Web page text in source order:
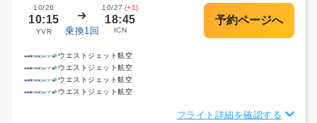
10/26
10:15
YVR 乗換1回
10/27 (+1)
18:45
ICN
ウエストジェット航空
ウエストジェット航空
ウエストジェット航空
ウエストジェット航空
フライト詳細を確認する